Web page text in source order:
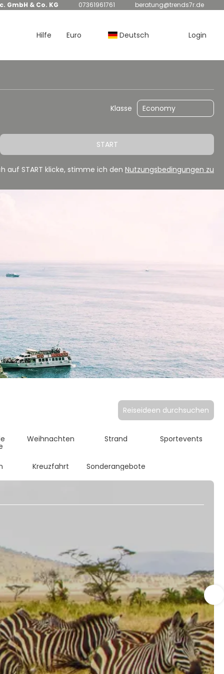
GmbH & Co. KG 07361961761 beratung@trends7r.de
Hilfe Euro Deutsch Login
Klasse
START
auf START klicke, stimme ich den Nutzungsbedingungen zu
Reiseideen durchsuchen
Weihnachten Strand Sportevents
Kreuzfahrt Sonderangebote